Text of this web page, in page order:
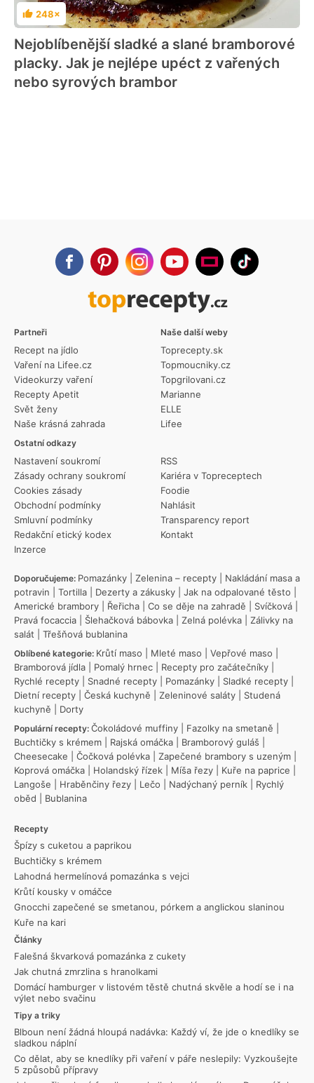
Hodnocení
248×
Nejoblíbenější sladké a slané bramborové
placky. Jak je nejlépe upéct z vařených
nebo syrových brambor
Partneři
Recept na jídlo
Vaření na Lifee.cz
Videokurzy vaření
Recepty Apetit
Svět ženy
Naše krásná zahrada
Ostatní odkazy
Nastavení soukromí
Zásady ochrany soukromí
Cookies zásady
Obchodní podmínky
Smluvní podmínky
Redakční etický kodex
Inzerce
RSS
Kariéra v Topreceptech
Foodie
Nahlásit
Transparency report
Kontakt
Naše další weby
Toprecepty.sk
Topmoucniky.cz
Topgrilovani.cz
Marianne
ELLE
Lifee
Doporučujeme: Pomazánky Zelenina – recepty
Nakládání masa a
potravin
Tortilla Dezerty a zákusky Jak na odpalované těsto
Americké brambory
Řeřicha Co se děje na zahradě Svíčková
Pravá focaccia
Šlehačková bábovka Zelná polévka
Zálivky na
salát
Třešňová bublanina
Oblíbené kategorie: Krůtí maso Mleté maso Vepřové maso
Bramborová jídla
Pomalý hrnec Recepty pro začátečníky
Rychlé recepty
Snadné recepty Pomazánky Sladké recepty
Dietní recepty
Česká kuchyně Zeleninové saláty
Studená
kuchyně
Dorty
Populární recepty: Čokoládové muffiny Fazolky na smetaně
Buchtičky s krémem
Rajská omáčka Bramborový guláš
Cheesecake
Čočková polévka Zapečené brambory s uzeným
Koprová omáčka
Holandský řízek Míša řezy Kuře na paprice
Langoše
Hraběnčiny řezy Lečo Nadýchaný perník
Rychlý
oběd
Bublanina
Recepty
Špízy s cuketou a paprikou
Buchtičky s krémem
Lahodná hermelínová pomazánka s vejci
Krůtí kousky v omáčce
Gnocchi zapečené se smetanou, pórkem a anglickou slaninou
Kuře na kari
Články
Falešná škvarková pomazánka z cukety
Jak chutná zmrzlina s hranolkami
Domácí hamburger v listovém těstě chutná skvěle a hodí se i na
výlet nebo svačinu
Tipy a triky
Blboun není žádná hloupá nadávka: Každý ví, že jde o knedlíky se
sladkou náplní
Co dělat, aby se knedlíky při vaření v páře neslepily: Vyzkoušejte
5 způsobů přípravy